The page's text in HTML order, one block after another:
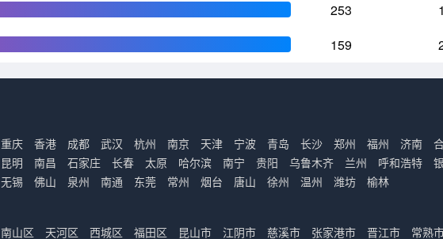
253
159
重庆 香港 成都 武汉 杭州 南京 天津 宁波 青岛 长沙 郑州 福州 济南
昆明 南昌 石家庄 长春 太原 哈尔滨 南宁 贵阳 乌鲁木齐 兰州 呼和浩特
无锡 佛山 泉州 南通 东莞 常州 烟台 唐山 徐州 温州 潍坊 榆林
南山区 天河区 西城区 福田区 昆山市 江阴市 慈溪市 张家港市 晋江市 常熟